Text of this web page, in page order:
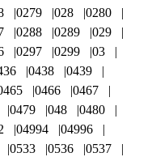
0279 028
0280
0288 0289
029
0297 0299
03
0438
0439
0466
0467
0479 048
0480
04994
04996
0533 0536
0537